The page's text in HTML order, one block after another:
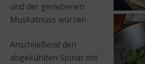
und der geriebenen
Muskatnuss würzen.
Anschließend den
abgekühlten Spinat mit